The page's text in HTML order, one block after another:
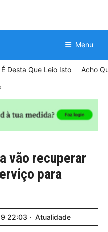
Menu
É Desta Que Leio Isto Acho
vão recuperar
para
22:03 Atualidade